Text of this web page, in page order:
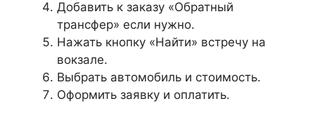
Добавить к заказу «Обратный
трансфер» если нужно.
Нажать кнопку «Найти» встречу на
вокзале.
Выбрать автомобиль и стоимость.
Оформить заявку и оплатить.